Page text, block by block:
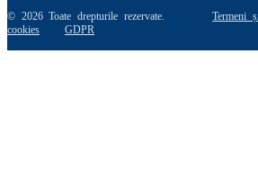
© 2026 Toate drepturile rezervate.Termeni
cookies
GDPR